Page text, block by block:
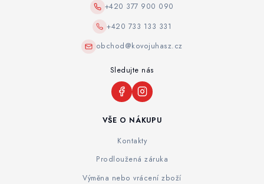
VŠE O NÁKUPU
Kontakty
Prodloužená záruka
Výměna nebo vrácení zboží
+420 377 900 090
+420 733 133 331
obchod@kovojuhasz.cz
Sledujte nás